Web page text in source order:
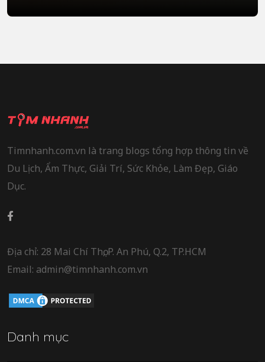
Timnhanh.com.vn là trang blogs tổng hợp thông tin về
Du Lịch, Ẩm Thực, Giải Trí, Sức Khỏe, Làm Đẹp, Giáo
Dục.
Địa chỉ: 28 Mai Chí Thọ, P. An Phú, Q.2, TP.HCM
Email: admin@timnhanh.com.vn
Danh mục